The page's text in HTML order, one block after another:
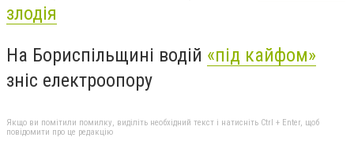
злодія
На Бориспільщині водій «під кайфом»
зніс електроопору
Якщо ви помітили помилку, виділіть необхідний текст і натисніть Ctrl + Enter, щоб
повідомити про це редакцію